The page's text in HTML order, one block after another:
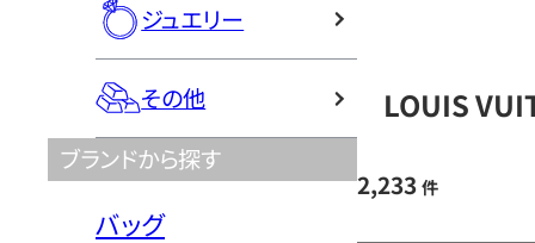
ジュエリー
その他
ブランドから探す
バッグ
LOUIS
2,233 件